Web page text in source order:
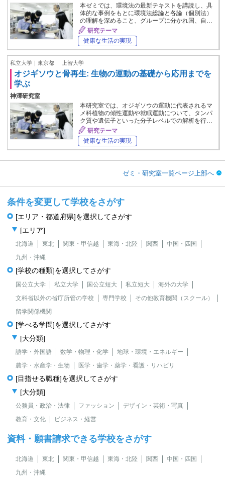
本ゼミでは、環境法の最新テキストを講読し、具
体的な事例をもとに環境法総論と各論（個別法）
の理解を深めること、グループに分かれ国、自…
研究テーマ
健康な生活の実現
私立大学｜東京都 上智大学
オジギソウと骨再生: 生物の運動の基礎から応用までを
学ぶ
神澤研究室
本研究室では、オジギソウの運動に代表されるマ
メ科植物の傾性運動や就眠運動について、タンパ
ク質や遺伝子といった分子レベルでの解析を行…
研究テーマ
健康な生活の実現
ゼミ・研究室一覧ページ上部へ
条件を変更して学校をさがす
[エリア・都道府県]を選択してさがす
[エリア]
北海道 東北 関東・甲信越 東海・北陸 関西
中国・四国
九州・沖縄
[学校の種類]を選択してさがす
国公立大学 私立大学 国公立短大 私立短大
海外の大学
文科省以外の省庁所管の学校
専門学校
その他教育機関（スクール）
留学関係機関
[学べる学問]を選択してさがす
[大分類]
語学・外国語 数学・物理・化学
地球・環境・エネルギー
農学・水産学・生物
医学・歯学・薬学・看護・リハビリ
[目指せる職種]を選択してさがす
[大分類]
公務員・政治・法律 ファッション
デザイン・芸術・写真
教育・文化
ビジネス・経営
資料・願書請求できる学校をさがす
北海道 東北 関東・甲信越 東海・北陸 関西
中国・四国
九州・沖縄